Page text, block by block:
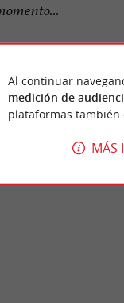
Al continuar
medición de
plataformas también
MÁS